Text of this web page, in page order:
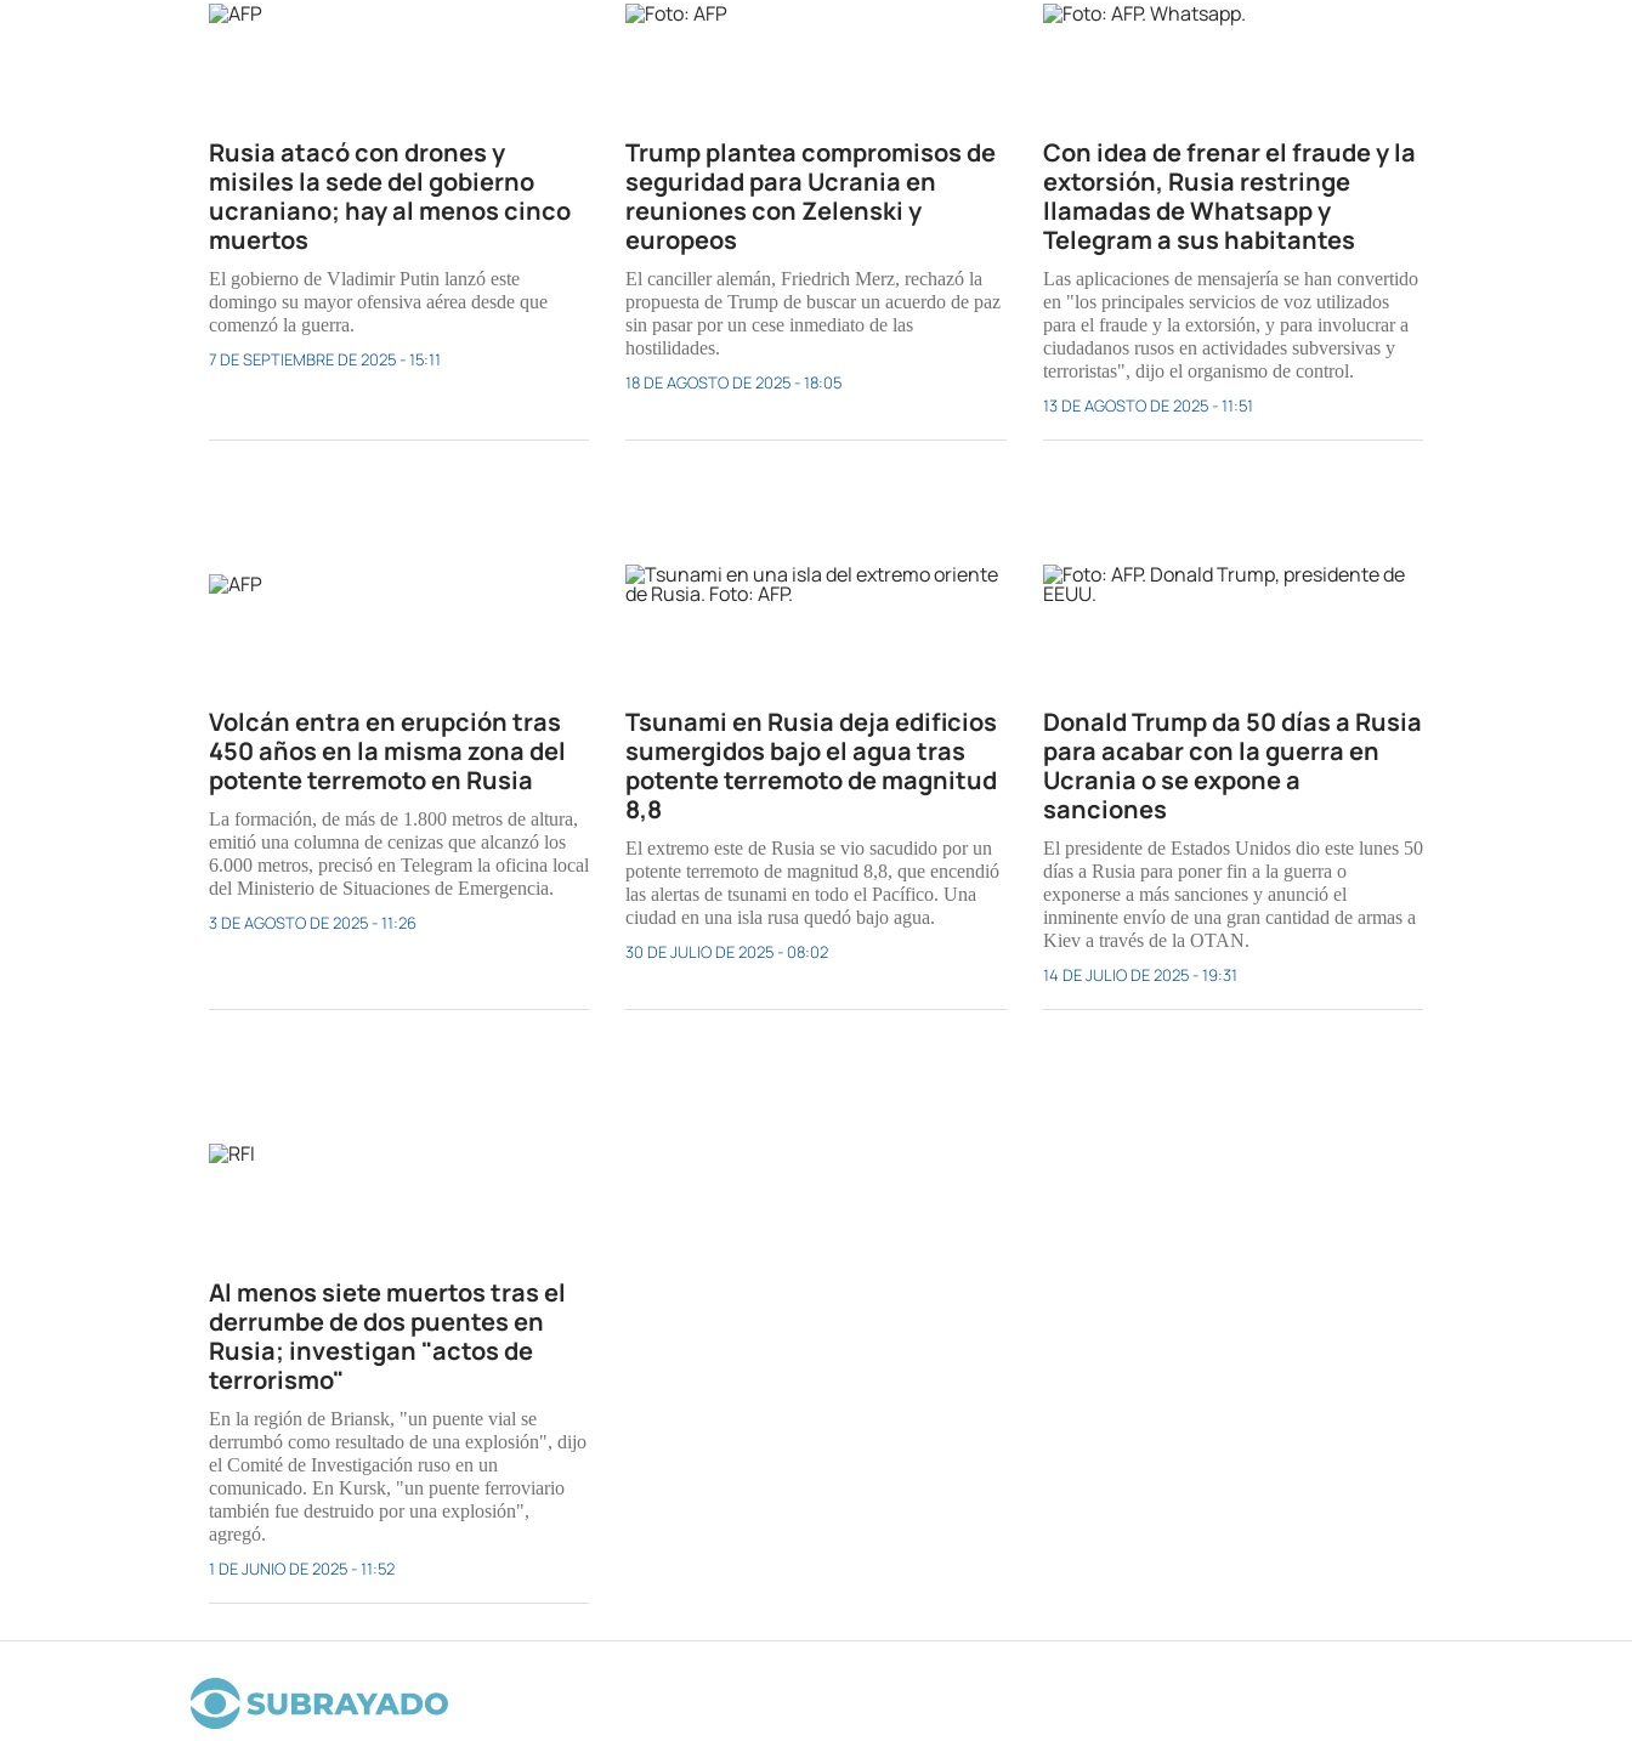
Rusia atacó con drones y
misiles la sede del gobierno
ucraniano; hay al menos cinco
muertos
El gobierno de Vladimir Putin lanzó este
domingo su mayor ofensiva aérea desde que
comenzó la guerra.
7 DE SEPTIEMBRE DE 2025 - 15:11
Trump plantea compromisos de
seguridad para Ucrania en
reuniones con Zelenski y
europeos
El canciller alemán, Friedrich Merz, rechazó la
propuesta de Trump de buscar un acuerdo de paz
sin pasar por un cese inmediato de las
hostilidades.
18 DE AGOSTO DE 2025 - 18:05
Con idea de frenar el fraude y la
extorsión, Rusia restringe
llamadas de Whatsapp y
Telegram a sus habitantes
Las aplicaciones de mensajería se han convertido
en "los principales servicios de voz utilizados
para el fraude y la extorsión, y para involucrar a
ciudadanos rusos en actividades subversivas y
terroristas", dijo el organismo de control.
13 DE AGOSTO DE 2025 - 11:51
Volcán entra en erupción tras
450 años en la misma zona del
potente terremoto en Rusia
La formación, de más de 1.800 metros de altura,
emitió una columna de cenizas que alcanzó los
6.000 metros, precisó en Telegram la oficina local
del Ministerio de Situaciones de Emergencia.
3 DE AGOSTO DE 2025 - 11:26
Tsunami en Rusia deja edificios
sumergidos bajo el agua tras
potente terremoto de magnitud
8,8
El extremo este de Rusia se vio sacudido por un
potente terremoto de magnitud 8,8, que encendió
las alertas de tsunami en todo el Pacífico. Una
ciudad en una isla rusa quedó bajo agua.
30 DE JULIO DE 2025 - 08:02
Donald Trump da 50 días a Rusia
para acabar con la guerra en
Ucrania o se expone a
sanciones
El presidente de Estados Unidos dio este lunes 50
días a Rusia para poner fin a la guerra o
exponerse a más sanciones y anunció el
inminente envío de una gran cantidad de armas a
Kiev a través de la OTAN.
14 DE JULIO DE 2025 - 19:31
Al menos siete muertos tras el
derrumbe de dos puentes en
Rusia; investigan "actos de
terrorismo"
En la región de Briansk, "un puente vial se
derrumbó como resultado de una explosión", dijo
el Comité de Investigación ruso en un
comunicado. En Kursk, "un puente ferroviario
también fue destruido por una explosión",
agregó.
1 DE JUNIO DE 2025 - 11:52